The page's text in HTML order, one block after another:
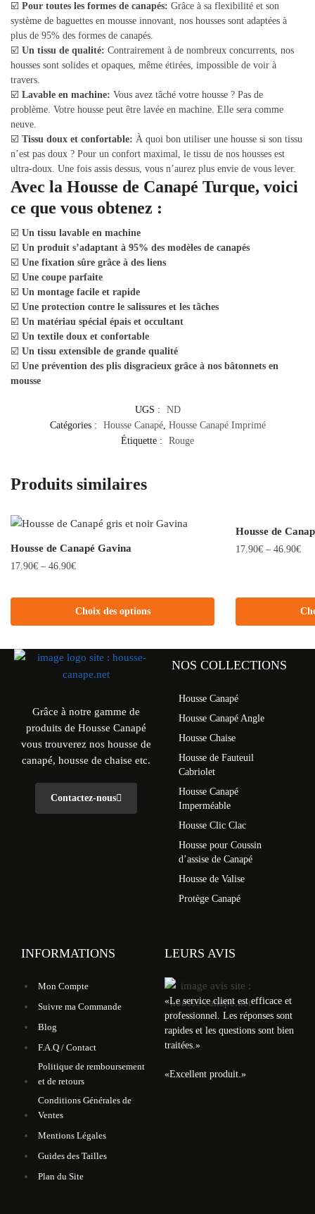
☑️ Pour toutes les formes de canapés: Grâce à sa flexibilité et son
système de baguettes en mousse innovant, nos housses sont adaptées à
plus de 95% des formes de canapés.
☑️ Un tissu de qualité: Contrairement à de nombreux concurrents, nos
housses sont solides et opaques, même étirées, impossible de voir à
travers.
☑️ Lavable en machine: Vous avez tâché votre housse ? Pas de
problème. Votre housse peut être lavée en machine. Elle sera comme
neuve.
☑️ Tissu doux et confortable: À quoi bon utiliser une housse si son tissu
n’est pas doux ? Pour un confort maximal, le tissu de nos housses est
ultra-doux. Une fois assis dessus, vous n’aurez plus envie de vous lever.
Avec la Housse de Canapé Turque, voici
ce que vous obtenez :
☑️ Un tissu lavable en machine
☑️ Un produit s’adaptant à 95% des modèles de canapés
☑️ Une fixation sûre grâce à des liens
☑️ Une coupe parfaite
☑️ Un montage facile et rapide
☑️ Une protection contre le salissures et les tâches
☑️ Un matériau spécial épais et occultant
☑️ Un textile doux et confortable
☑️ Un tissu extensible de grande qualité
☑️ Une prévention des plis disgracieux grâce à nos bâtonnets en
mousse
UGS :
ND
Catégories :
Housse Canapé, Housse Canapé Imprimé
Étiquette :
Rouge
Produits similaires
Housse de Canapé Gavina
17.90€ – 46.90€
Choix des options
Housse de
17.90€ – 46.90€
Grâce à notre gamme de
produits de Housse Canapé
vous trouverez nos housse de
canapé, housse de chaise etc.
Contactez-nous
NOS COLLECTIONS
Housse Canapé
Housse Canapé Angle
Housse Chaise
Housse de Fauteuil
Cabriolet
Housse Canapé
Imperméable
Housse Clic Clac
Housse pour Coussin
d’assise de Canapé
Housse de Valise
Protège Canapé
INFORMATIONS
Mon Compte
Suivre ma Commande
Blog
F.A.Q / Contact
Politique de remboursement
et de retours
Conditions Générales de
Ventes
Mentions Légales
Guides des Tailles
Plan du Site
LEURS AVIS
«Le service client est efficace et
professionnel. Les réponses sont
rapides et les questions sont bien
traitées.»
«Excellent produit.»